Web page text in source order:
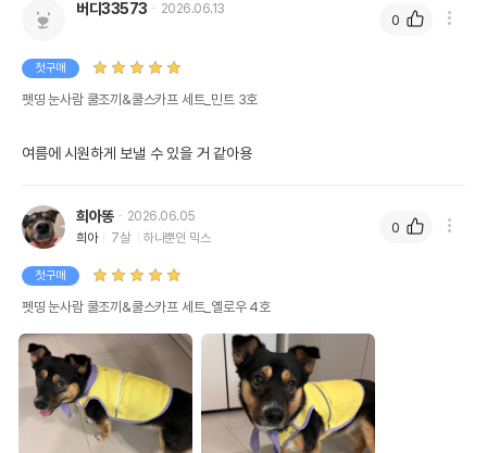
버디33573 2026.06.13
첫구매
펫띵 눈사람 쿨조끼&쿨스카프 세트_민트 3호
여름에 시원하게 보낼 수 있을 거 같아용
0
희아똥
2026.06.05
희아
7살 하나뿐인 믹스
첫구매
펫띵 눈사람 쿨조끼&쿨스카프 세트_옐로우 4호
0